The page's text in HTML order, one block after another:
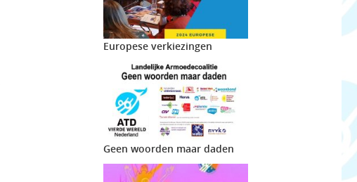
Europese verkiezingen
Geen woorden maar daden